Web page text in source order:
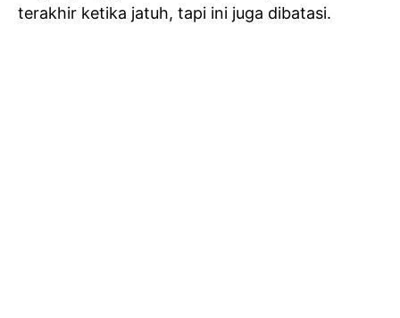
terakhir ketika jatuh, tapi ini juga dibatasi.